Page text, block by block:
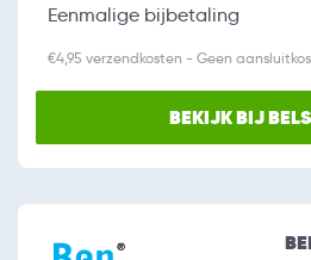
Eenmalige bijbetaling
€4,95 verzendkosten - Geen
BEKIJK BIJ